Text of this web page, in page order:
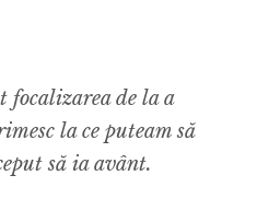
focalizarea de la a
la ce puteam să
să ia avânt.